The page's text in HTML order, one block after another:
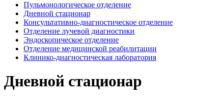
Пульмонологическое отделение
Дневной стационар
Консультативно-диагностическое отделение
Отделение лучевой диагностики
Эндоскопическое отделение
Отделение медицинской реабилитации
Клинико-диагностическая лаборатория
Дневной стационар